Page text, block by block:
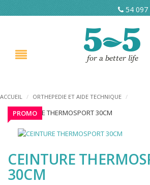
54 097
ACCUEIL / ORTHEPEDIE ET AIDE TECHNIQUE /
PROMO
CEINTURE
30CM